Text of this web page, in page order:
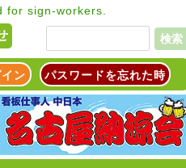
for sign-workers.
検索
ン パスワードを忘れた時